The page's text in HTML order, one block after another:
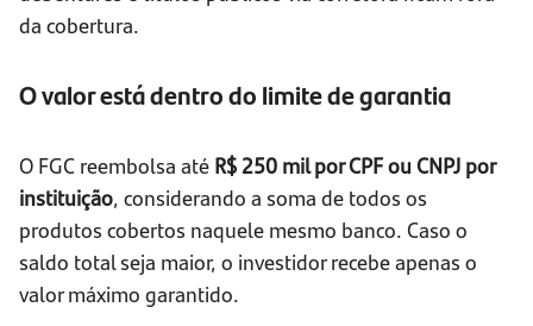
da cobertura.
O valor está dentro do limite de garantia
O FGC reembolsa até R$ 250 mil por CPF ou CNPJ por
instituição, considerando a soma de todos os
produtos cobertos naquele mesmo banco. Caso o
saldo total seja maior, o investidor recebe apenas o
valor máximo garantido.